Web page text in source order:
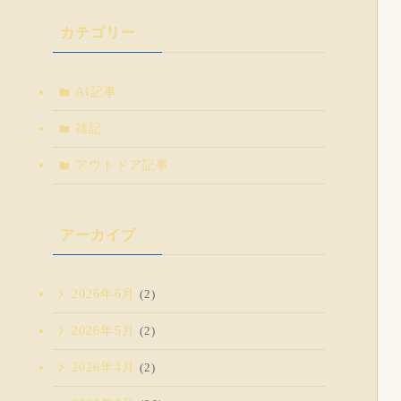
カテゴリー
AI記事
雑記
アウトドア記事
アーカイブ
2026年6月 (2)
2026年5月 (2)
2026年4月 (2)